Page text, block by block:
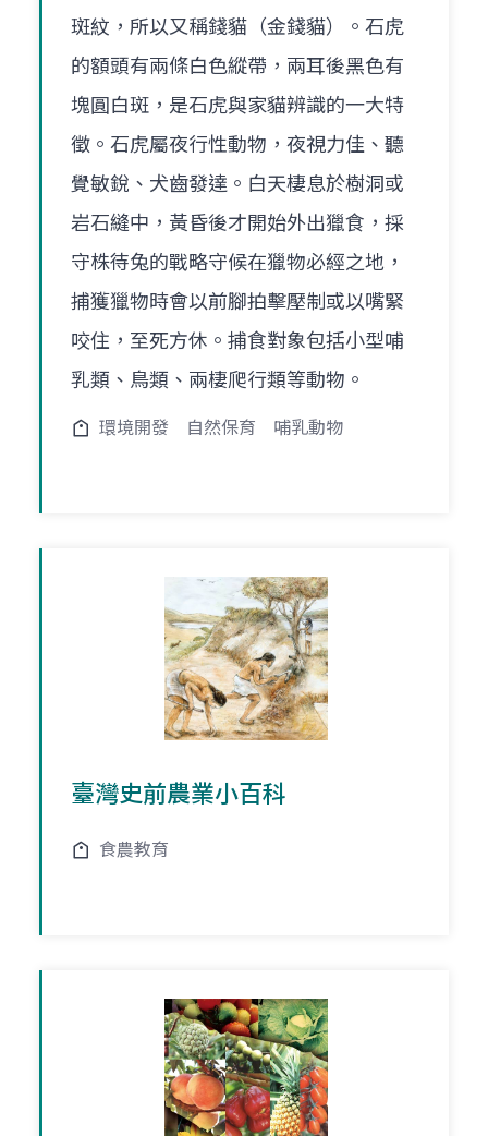
斑紋，所以又稱錢貓（金錢貓）。石虎
的額頭有兩條白色縱帶，兩耳後黑色有
塊圓白斑，是石虎與家貓辨識的一大特
徵。石虎屬夜行性動物，夜視力佳、聽
覺敏銳、犬齒發達。白天棲息於樹洞或
岩石縫中，黃昏後才開始外出獵食，採
守株待兔的戰略守候在獵物必經之地，
捕獲獵物時會以前腳拍擊壓制或以嘴緊
咬住，至死方休。捕食對象包括小型哺
乳類、鳥類、兩棲爬行類等動物。
環境開發 自然保育 哺乳動物
臺灣史前農業小百科
食農教育